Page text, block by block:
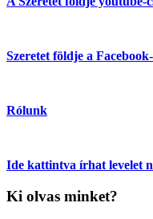
Szeretet földje a
Rólunk
Ide kattintva írhat levelet
Ki olvas minket?